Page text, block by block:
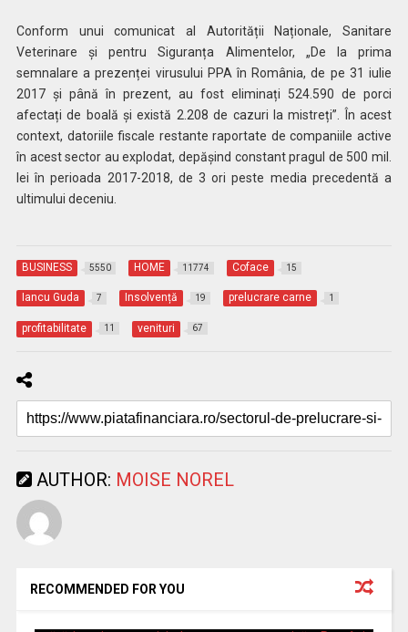
Conform unui comunicat al Autorității Naționale, Sanitare
Veterinare și pentru Siguranța Alimentelor, „De la prima
semnalare a prezenței virusului PPA în România, de pe 31 iulie
2017 și până în prezent, au fost eliminați 524.590 de porci
afectați de boală și există 2.208 de cazuri la mistreți”. În acest
context, datoriile fiscale restante raportate de companiile active
în acest sector au explodat, depășind constant pragul de 500 mil.
lei în perioada 2017-2018, de 3 ori peste media precedentă a
ultimului deceniu.
BUSINESS 5550 HOME 11774 Coface 15
Iancu Guda 7 Insolvență 19 prelucrare carne 1
profitabilitate 11 venituri 67
AUTHOR: MOISE NOREL
RECOMMENDED FOR YOU